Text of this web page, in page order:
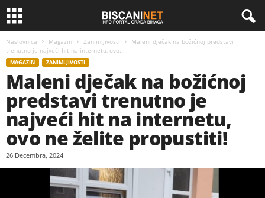
Naslovnica Magazin Zanimljivosti
Maleni dječak na božićnoj predstavi
trenutno je najveći hit na internetu, ovo...
MAGAZIN ZANIMLJIVOSTI
Maleni dječak na božićnoj
predstavi trenutno je
najveći hit na internetu,
ovo ne želite propustiti!
26 Decembra, 2024